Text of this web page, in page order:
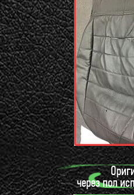
через пол